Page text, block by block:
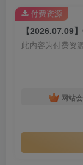
此内容为付费资
网站
付费资源